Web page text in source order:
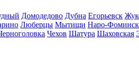
Домодедово Дубна Егорьевск
Люберцы Мытищи Наро-Фоминск
Чехов Шатура Шаховская